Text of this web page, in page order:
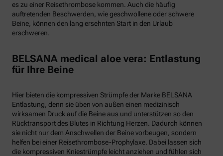
es zu einer Reisethrombose kommen. Auch die häufig
auftretenden Beschwerden, wie geschwollene oder schwere
Beine, können den lang ersehnten Start in den Urlaub
erschweren.
BELSANA medical aloe vera: Entlastung
für Ihre Beine
Hier bieten die kompressiven Strümpfe der Marke BELSANA
Entlastung, denn sie üben von außen einen medizinisch
wirksamen Druck auf die Beine aus und unterstützen so den
Rücktransport des Blutes in Richtung Herzen. Dadurch können
sie nicht nur dem Anschwellen der Beine vorbeugen, sondern
helfen bei einer Reisethrombose-Prophylaxe. Dabei lassen sich
die kompressiven Kniestrümpfe leicht anziehen und fühlen sich